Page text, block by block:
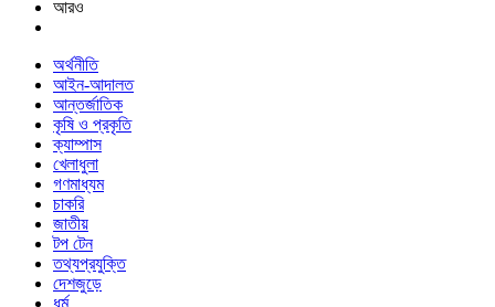
আরও
অর্থনীতি
আইন-আদালত
আন্তর্জাতিক
কৃষি ও প্রকৃতি
ক্যাম্পাস
খেলাধুলা
গণমাধ্যম
চাকরি
জাতীয়
টপ টেন
তথ্যপ্রযুক্তি
দেশজুড়ে
ধর্ম